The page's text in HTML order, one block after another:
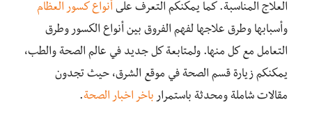
العلاج المناسبة. كما يمكنكم التعرف على أنواع كسور العظام
وأسبابها وطرق علاجها لفهم الفروق بين أنواع الكسور وطرق
التعامل مع كل منها. ولمتابعة كل جديد في عالم الصحة والطب،
يمكنكم زيارة قسم الصحة في موقع الشرق، حيث تجدون
مقالات شاملة ومحدثة باستمرار باخر اخبار الصحة.